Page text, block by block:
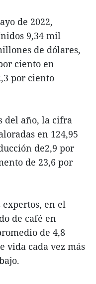
de 2022,
9,34 mil
de dólares,
ciento en
por ciento
del año, la cifra
en 124,95
de2,9 por
de 23,6 por
expertos, en el
de café en
de 4,8
vida cada vez más